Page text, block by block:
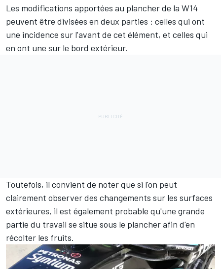
Les modifications apportées au plancher de la W14
peuvent être divisées en deux parties : celles qui ont
une incidence sur l'avant de cet élément, et celles qui
en ont une sur le bord extérieur.
Toutefois, il convient de noter que si l'on peut
clairement observer des changements sur les surfaces
extérieures, il est également probable qu'une grande
partie du travail se situe sous le plancher afin d'en
récolter les fruits.